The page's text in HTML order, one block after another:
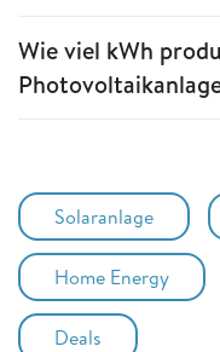
Wie viel kWh
Solaranlage
Home Energy
Deals